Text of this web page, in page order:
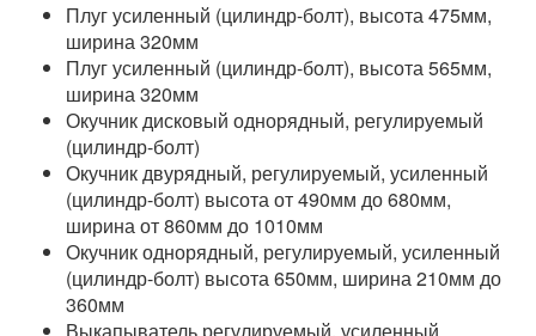
Плуг усиленный (цилиндр-болт), высота 475мм,
ширина 320мм
Плуг усиленный (цилиндр-болт), высота 565мм,
ширина 320мм
Окучник дисковый однорядный, регулируемый
(цилиндр-болт)
Окучник двурядный, регулируемый, усиленный
(цилиндр-болт) высота от 490мм до 680мм,
ширина от 860мм до 1010мм
Окучник однорядный, регулируемый, усиленный
(цилиндр-болт) высота 650мм, ширина 210мм до
360мм